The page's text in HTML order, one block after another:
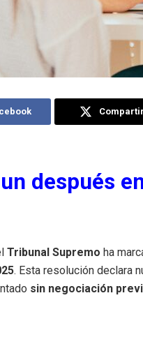
después
Tribunal Supremo ha
. Esta resolución declara
sin negociación